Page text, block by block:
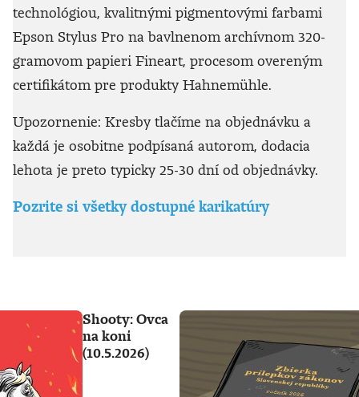
technológiou, kvalitnými pigmentovými farbami
Epson Stylus Pro na bavlnenom archívnom 320-
gramovom papieri Fineart, procesom overeným
certifikátom pre produkty Hahnemühle.
Upozornenie: Kresby tlačíme na objednávku a
každá je osobitne podpísaná autorom, dodacia
lehota je preto typicky 25-30 dní od objednávky.
Pozrite si všetky dostupné karikatúry
Shooty: Ovca
na koni
(10.5.2026)